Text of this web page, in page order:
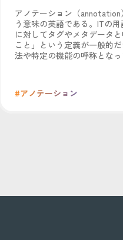
アノテーション（
う意味の英語である。ITの
に対してタグやメタデータ
こと」という定義が一般的
法や特定の機能の呼称となっ
#アノテーション